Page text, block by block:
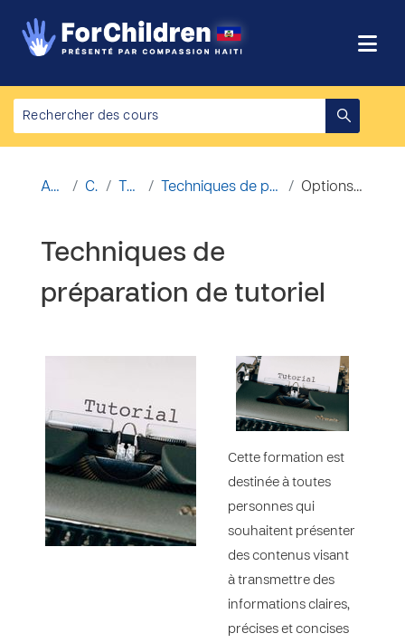
Accueil Cours Tutoriels Techniques de préparation de tutoriel Options d’inscription
Techniques de
préparation de tutoriel
Cette formation est
destinée à toutes
personnes qui
souhaitent présenter
des contenus visant
à transmettre des
informations claires,
précises et concises